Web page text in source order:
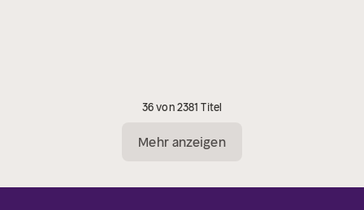
36 von 2381 Titel
Mehr anzeigen